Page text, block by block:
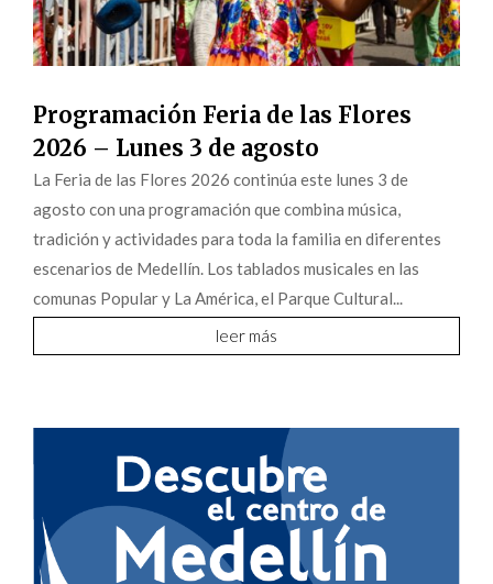
Programación Feria de las Flores
2026 – Lunes 3 de agosto
La Feria de las Flores 2026 continúa este lunes 3 de
agosto con una programación que combina música,
tradición y actividades para toda la familia en diferentes
escenarios de Medellín. Los tablados musicales en las
comunas Popular y La América, el Parque Cultural...
leer más